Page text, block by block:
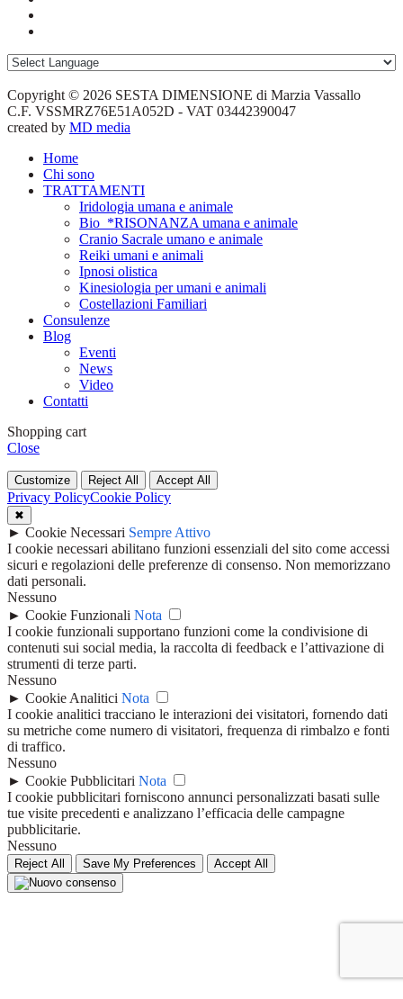
Copyright © 2026 SESTA DIMENSIONE di Marzia Vassallo
C.F. VSSMRZ76E51A052D - VAT 03442390047
created by MD media
Home
Chi sono
TRATTAMENTI
Iridologia umana e animale
Bio_*RISONANZA umana e animale
Cranio Sacrale umano e animale
Reiki umani e animali
Ipnosi olistica
Kinesiologia per umani e animali
Costellazioni Familiari
Consulenze
Blog
Eventi
News
Video
Contatti
Shopping cart
Close
Customize Reject All Accept All
Privacy PolicyCookie Policy
✖
► Cookie Necessari Sempre Attivo
I cookie necessari abilitano funzioni essenziali del sito come accessi
sicuri e regolazioni delle preferenze di consenso. Non memorizzano
dati personali.
Nessuno
► Cookie Funzionali Nota
I cookie funzionali supportano funzioni come la condivisione di
contenuti sui social media, la raccolta di feedback e l’attivazione di
strumenti di terze parti.
Nessuno
► Cookie Analitici Nota
I cookie analitici tracciano le interazioni dei visitatori, fornendo dati
su metriche come numero di visitatori, frequenza di rimbalzo e fonti
di traffico.
Nessuno
► Cookie Pubblicitari Nota
I cookie pubblicitari forniscono annunci personalizzati basati sulle
tue visite precedenti e analizzano l’efficacia delle campagne
pubblicitarie.
Nessuno
Reject All Save My Preferences Accept All